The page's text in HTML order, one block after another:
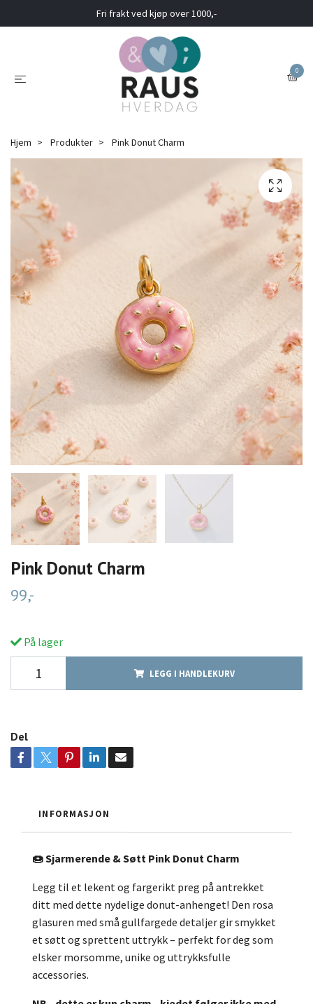
Fri frakt ved kjøp over 1000,-
0
Hjem Produkter Pink Donut Charm
Pink Donut Charm
99,-
På lager
LEGG I HANDLEKURV
Del
INFORMASJON
🍩 Sjarmerende & Søtt Pink Donut Charm
Legg til et lekent og fargerikt preg på antrekket
ditt med dette nydelige donut-anhenget! Den rosa
glasuren med små gullfargede detaljer gir smykket
et søtt og sprettent uttrykk – perfekt for deg som
elsker morsomme, unike og uttrykksfulle
accessories.